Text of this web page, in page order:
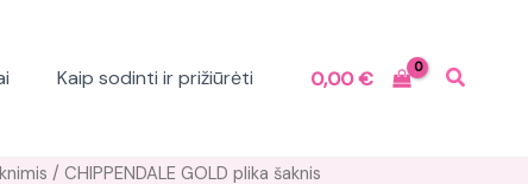
Kaip sodinti ir prižiūrėti 0,00€
/ CHIPPENDALE GOLD plika šaknis